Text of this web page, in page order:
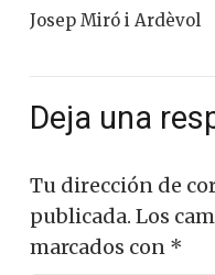
Josep Miró i Ardèvol
Deja una
Tu dirección de
publicada. Los
marcados con *